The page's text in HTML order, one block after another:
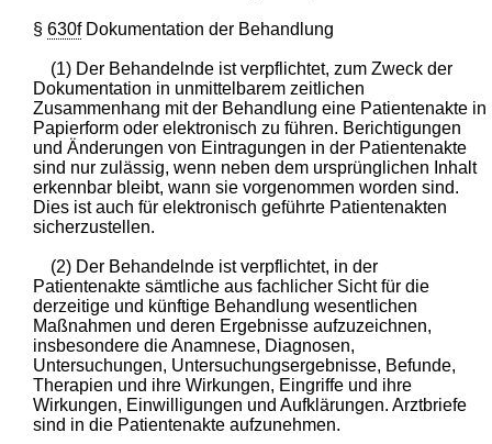
§630fDokumentation der Behandlung
(1) Der Behandelnde ist verpflichtet, zum Zweck der
Dokumentation in unmittelbarem zeitlichen
Zusammenhang mit der Behandlung eine Patientenakte in
Papierform oder elektronisch zu führen. Berichtigungen
und Änderungen von Eintragungen in der Patientenakte
sind nur zulässig, wenn neben dem ursprünglichen Inhalt
erkennbar bleibt, wann sie vorgenommen worden sind.
Dies ist auch für elektronisch geführte Patientenakten
sicherzustellen.
(2) Der Behandelnde ist verpflichtet, in der
Patientenakte sämtliche aus fachlicher Sicht für die
derzeitige und künftige Behandlung wesentlichen
Maßnahmen und deren Ergebnisse aufzuzeichnen,
insbesondere die Anamnese, Diagnosen,
Untersuchungen, Untersuchungsergebnisse, Befunde,
Therapien und ihre Wirkungen, Eingriffe und ihre
Wirkungen, Einwilligungen und Aufklärungen. Arztbriefe
sind in die Patientenakte aufzunehmen.